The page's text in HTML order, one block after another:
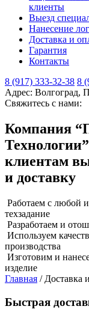
клиенты
Выезд
Нанесение
Доставка и
Гарантия
Контакты
8 (917) 333-32-38 8
Адрес: Волгоград,
Свяжитесь с нами:
Компания
клиентам
и доставку
Работаем с любой
техзадание
Разработаем и
Используем
производства
Изготовим и
изделие
Главная / Доставка
Быстрая